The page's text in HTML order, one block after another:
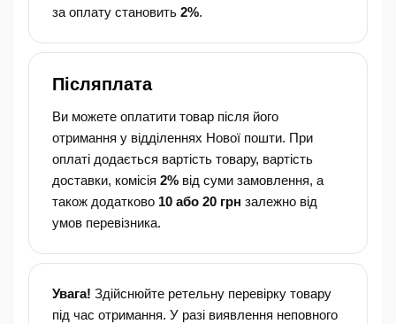
за оплату становить 2%.
Післяплата
Ви можете оплатити товар після його
отримання у відділеннях Нової пошти. При
оплаті додається вартість товару, вартість
доставки, комісія 2% від суми замовлення, а
також додатково 10 або 20 грн залежно від
умов перевізника.
Увага! Здійснюйте ретельну перевірку товару
під час отримання. У разі виявлення неповного